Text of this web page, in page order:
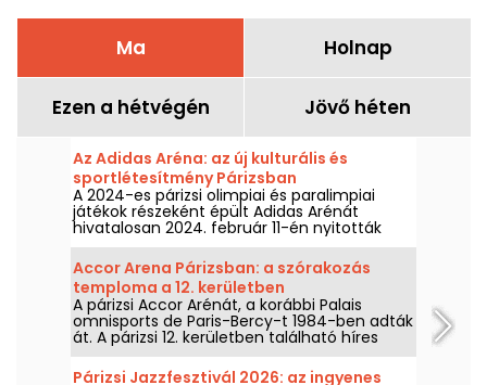
Ma Holnap
Ezen a hétvégén Jövő héten
Az Adidas Aréna: az új kulturális és
sportlétesítmény Párizsban
A 2024-es párizsi olimpiai és paralimpiai
játékok részeként épült Adidas Arénát
hivatalosan 2024. február 11-én nyitották
meg. Tudjon meg többet erről a hatalmas új
kulturális és sportlétesítményről a főváros
északi részén.
Accor Arena Párizsban: a szórakozás
temploma a 12. kerületben
A párizsi Accor Arénát, a korábbi Palais
omnisports de Paris-Bercy-t 1984-ben adták
át. A párizsi 12. kerületben található híres
szórakozóhely immár közel 40 éve
gyönyörködteti a párizsiak szemét és fülét
Párizsi Jazzfesztivál 2026: az ingyenes